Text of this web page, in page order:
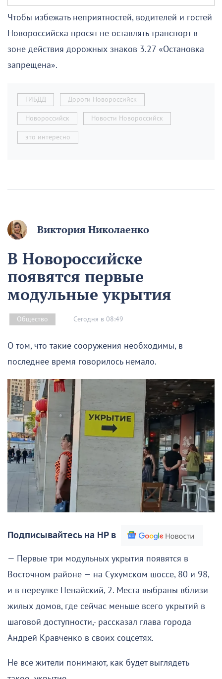
Чтобы избежать неприятностей, водителей и гостей
Новороссийска просят не оставлять транспорт в
зоне действия дорожных знаков 3.27 «Остановка
запрещена».
ГИБДД Дороги Новороссийск
Новороссийск Новости Новороссийск
это интересно
Виктория Николаенко
В Новороссийске
появятся первые
модульные укрытия
Общество Сегодня в 08:49
О том, что такие сооружения необходимы, в
последнее время говорилось немало.
Подписывайтесь на НР в
— Первые три модульных укрытия появятся в
Восточном районе — на Сухумском шоссе, 80 и 98,
и в переулке Пенайский, 2. Места выбраны вблизи
жилых домов, где сейчас меньше всего укрытий в
шаговой доступности,- рассказал глава города
Андрей Кравченко в своих соцсетях.
Не все жители понимают, как будет выглядеть